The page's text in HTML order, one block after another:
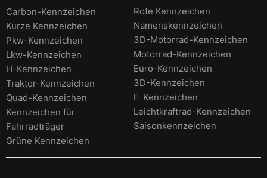
Carbon-Kennzeichen
Kurze Kennzeichen
Pkw-Kennzeichen
Lkw-Kennzeichen
H-Kennzeichen
Traktor-Kennzeichen
Quad-Kennzeichen
Kennzeichen für
Fahrradträger
Grüne Kennzeichen
Rote Kennzeichen
Namenskennzeichen
3D-Motorrad-Kennzeichen
Motorrad-Kennzeichen
Euro-Kennzeichen
3D-Kennzeichen
E-Kennzeichen
Leichtkraftrad-Kennzeichen
Saisonkennzeichen